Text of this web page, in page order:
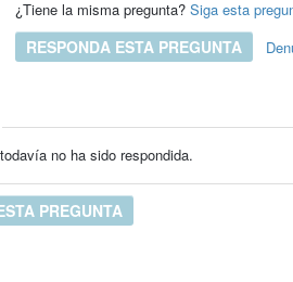
¿Tiene la misma pregunta? Siga esta
RESPONDA ESTA PREGUNTA
no ha sido respondida.
PREGUNTA